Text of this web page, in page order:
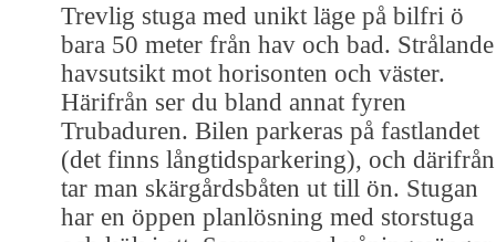
Trevlig stuga med unikt läge på bilfri ö
bara 50 meter från hav och bad. Strålande
havsutsikt mot horisonten och väster.
Härifrån ser du bland annat fyren
Trubaduren. Bilen parkeras på fastlandet
(det finns långtidsparkering), och därifrån
tar man skärgårdsbåten ut till ön. Stugan
har en öppen planlösning med storstuga